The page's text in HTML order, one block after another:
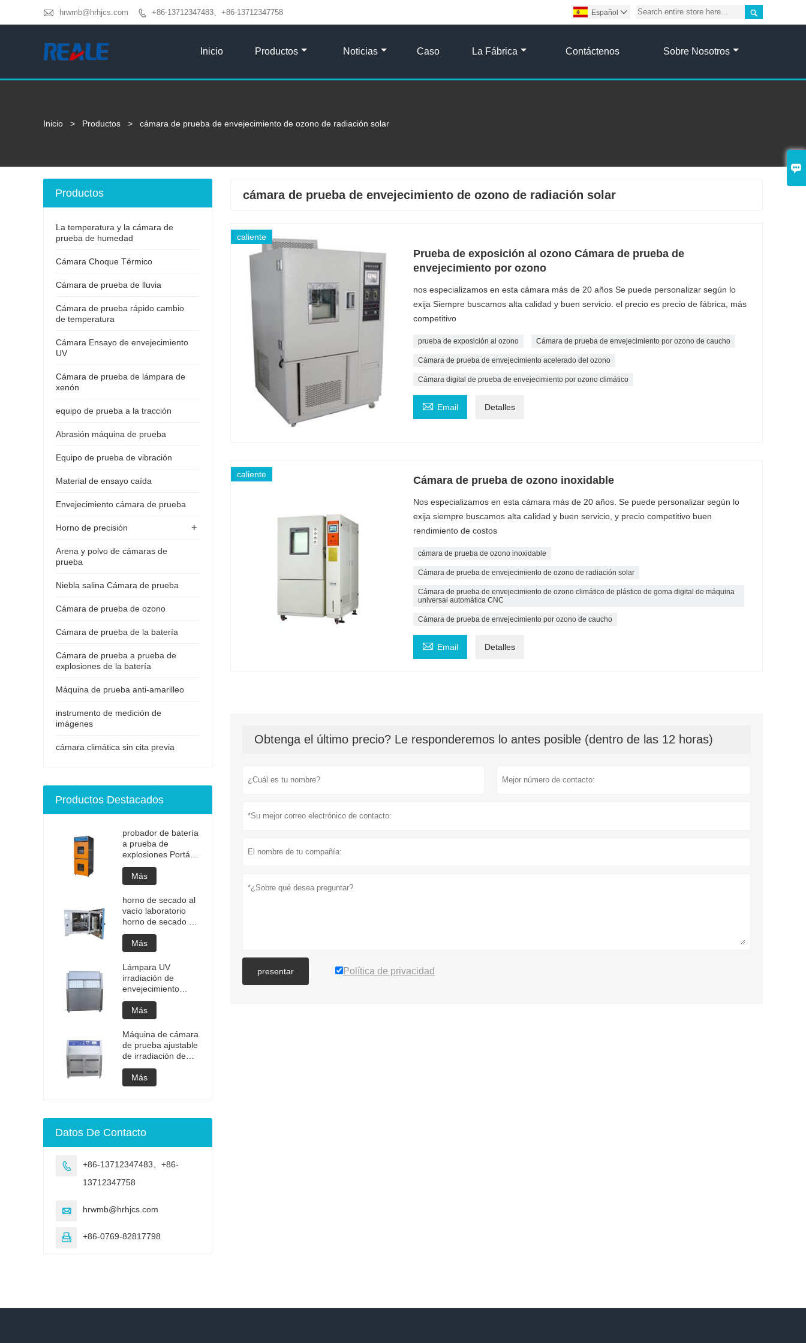

 hrwmb@hrhjcs.com  +86-13712347483、+86-13712347758 
Español 
Inicio Productos Noticias Caso La Fábrica Contáctenos Sobre Nosotros
Inicio > Productos > cámara de prueba de envejecimiento de ozono de radiación solar
cámara de prueba de envejecimiento de ozono de radiación solar
caliente
Prueba de exposición al ozono Cámara de prueba de
envejecimiento por ozono
nos especializamos en esta cámara más de 20 años Se puede personalizar según lo
exija Siempre buscamos alta calidad y buen servicio. el precio es precio de fábrica, más
competitivo
prueba de exposición al ozono Cámara de prueba de envejecimiento por ozono de caucho
Cámara de prueba de envejecimiento acelerado del ozono
Cámara digital de prueba de envejecimiento por ozono climático
 Email Detalles
caliente Cámara de prueba de ozono inoxidable
Nos especializamos en esta cámara más de 20 años. Se puede personalizar según lo
exija siempre buscamos alta calidad y buen servicio, y precio competitivo buen
rendimiento de costos
cámara de prueba de ozono inoxidable
Cámara de prueba de envejecimiento de ozono de radiación solar
Cámara de prueba de envejecimiento de ozono climático de plástico de goma digital de máquina
universal automática CNC
Cámara de prueba de envejecimiento por ozono de caucho
 Email Detalles
Obtenga el último precio? Le responderemos lo antes posible (dentro de las 12 horas)
presentar Política de privacidad
Productos
La temperatura y la cámara de
prueba de humedad
Cámara Choque Térmico
Cámara de prueba de lluvia
Cámara de prueba rápido cambio
de temperatura
Cámara Ensayo de envejecimiento
UV
Cámara de prueba de lámpara de
xenón
equipo de prueba a la tracción
Abrasión máquina de prueba
Equipo de prueba de vibración
Material de ensayo caída
Envejecimiento cámara de prueba
+
Horno de precisión
Arena y polvo de cámaras de
prueba
Niebla salina Cámara de prueba
Cámara de prueba de ozono
Cámara de prueba de la batería
Cámara de prueba a prueba de
explosiones de la batería
Máquina de prueba anti-amarilleo
instrumento de medición de
imágenes
cámara climática sin cita previa
Productos Destacados
probador de batería
a prueba de
explosiones Portátil
de alta calidad
Batería portátil
Prueba de
explosión de litio
Probador de
explosión Precio de
probadores de
batería
Más
horno de secado al
vacío laboratorio
horno de secado al
vacío programable
de alta temperatura
cámara de
desgasificación al
vacío precio del
horno
personalizado
equipo de secado al
vacío
Más
Lámpara UV
irradiación de
envejecimiento
máquina de cámara
de prueba ajustable
Cámara de
envejecimiento de
envejecimiento UV
Prueba de
acelerado UV
Más
Máquina de cámara
de prueba ajustable
de irradiación de
envejecimiento de
lámpara UV
Cámara de
Máquina de prueba
de envejecimiento
Más
Datos De Contacto

+86-13712347483、+86-
13712347758
 hrwmb@hrhjcs.com
 +86-0769-82817798